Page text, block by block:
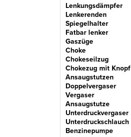
Lenkungsdämpfer
Lenkerenden
Spiegelhalter
Fatbar lenker
Gaszüge
Choke
Chokeseilzug
Chokezug mit Knopf
Ansaugstutzen
Doppelvergaser
Vergaser
Ansaugstutze
Unterdruckvergaser
Unterdruckschlauch
Benzinepumpe